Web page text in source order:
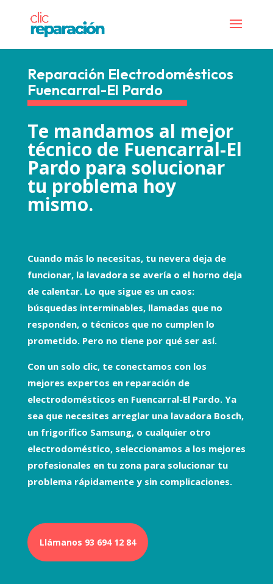
Reparación Electrodomésticos
Fuencarral-El Pardo
Te mandamos al mejor
técnico de Fuencarral-El
Pardo para solucionar
tu problema hoy
mismo.
Cuando más lo necesitas, tu nevera deja de
funcionar, la lavadora se avería o el horno deja
de calentar. Lo que sigue es un caos:
búsquedas interminables, llamadas que no
responden, o técnicos que no cumplen lo
prometido. Pero no tiene por qué ser así.
Con un solo clic, te conectamos con los
mejores expertos en reparación de
electrodomésticos en Fuencarral-El Pardo. Ya
sea que necesites arreglar una lavadora Bosch,
un frigorífico Samsung, o cualquier otro
electrodoméstico, seleccionamos a los mejores
profesionales en tu zona para solucionar tu
problema rápidamente y sin complicaciones.
Llámanos 93 694 12 84